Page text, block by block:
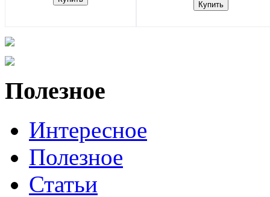
Полезное
Интересное
Полезное
Статьи